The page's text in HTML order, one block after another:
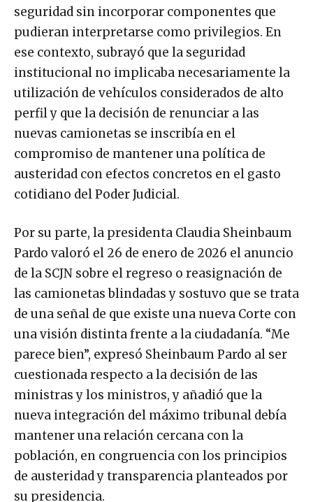
seguridad sin incorporar componentes que
pudieran interpretarse como privilegios. En
ese contexto, subrayó que la seguridad
institucional no implicaba necesariamente la
utilización de vehículos considerados de alto
perfil y que la decisión de renunciar a las
nuevas camionetas se inscribía en el
compromiso de mantener una política de
austeridad con efectos concretos en el gasto
cotidiano del Poder Judicial.
Por su parte, la presidenta Claudia Sheinbaum
Pardo valoró el 26 de enero de 2026 el anuncio
de la SCJN sobre el regreso o reasignación de
las camionetas blindadas y sostuvo que se trata
de una señal de que existe una nueva Corte con
una visión distinta frente a la ciudadanía. “Me
parece bien”, expresó Sheinbaum Pardo al ser
cuestionada respecto a la decisión de las
ministras y los ministros, y añadió que la
nueva integración del máximo tribunal debía
mantener una relación cercana con la
población, en congruencia con los principios
de austeridad y transparencia planteados por
su presidencia.